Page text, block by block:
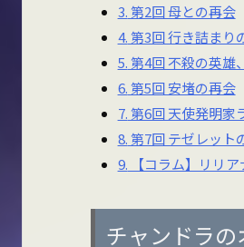
3.第2回 母との再会
4.第3回 行き詰まり
5.第4回 不殺の英雄
6.第5回 安堵の再会
7.第6回 天使発明家
8.第7回 テゼレット
9. 【コラム】リリ
チャンドラの